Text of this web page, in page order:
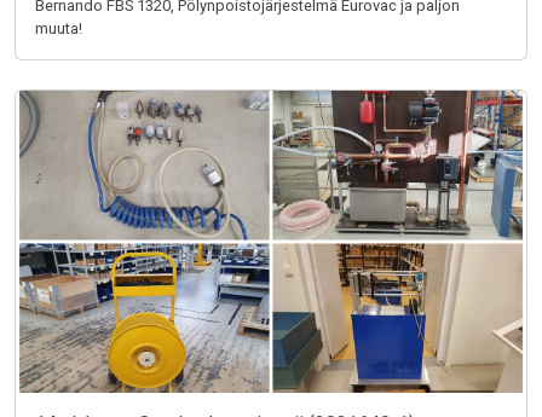
Bernando FBS 1320, Pölynpoistojärjestelmä Eurovac ja paljon
muuta!